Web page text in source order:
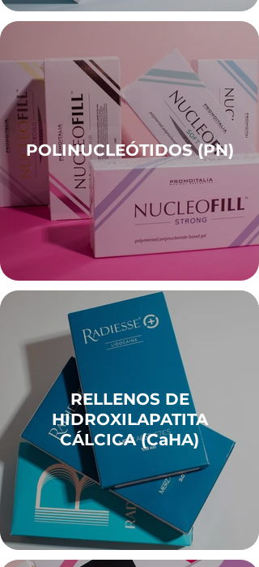
POLINUCLEÓTIDOS (PN)
RELLENOS DE
HIDROXILAPATITA
CÁLCICA (CaHA)